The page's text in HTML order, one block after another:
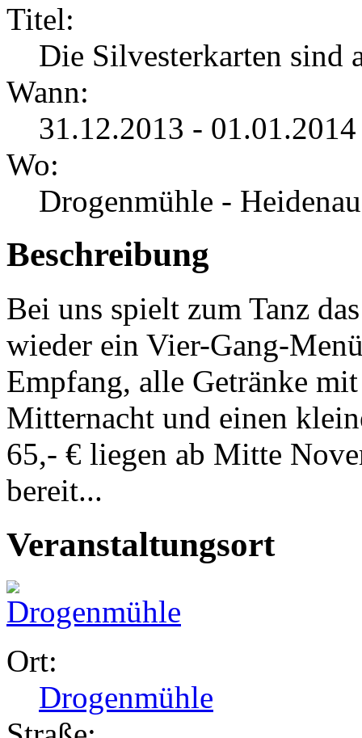
Titel:
Die Silvesterkarten sind
Wann:
31.12.2013 -
Wo:
Drogenmühle - Heidenau
Beschreibung
Bei uns spielt zum Tanz
wieder ein Vier-Gang-
Empfang, alle Getränke
Mitternacht und einen
65,- € liegen ab Mitte
bereit...
Veranstaltungsort
Ort:
Drogenmühle